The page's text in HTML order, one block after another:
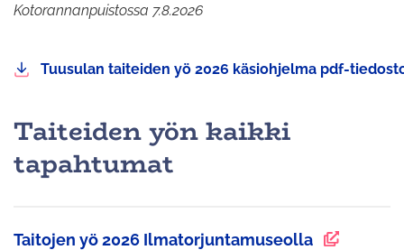
Kotorannanpuistossa 7.8.2026
Linkistä
tiedosto
Tuusulan taiteiden yö 2026 käsiohjelma pdf-
Taiteiden yön kaikki
tapahtumat
Taitojen yö 2026 Ilmatorjuntamuseolla